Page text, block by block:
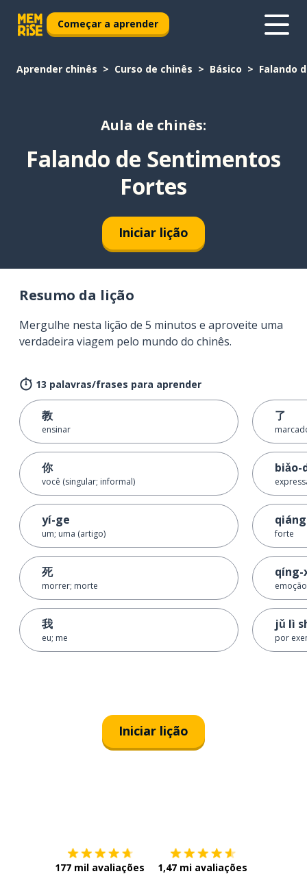
Começar a aprender
Aprender chinês Curso de chinês Básico Falando
Aula de chinês:
Falando de Sentimentos
Fortes
Iniciar lição
Resumo da lição
Mergulhe nesta lição de 5 minutos e aproveite uma
verdadeira viagem pelo mundo do chinês.
13 palavras/frases para aprender
教
ensinar
你
você (singular; informal)
yí-ge
um; uma (artigo)
死
morrer; morte
我
eu; me
了
biǎo-
forte
qíng-
emoção
jǔ lì
por
Iniciar lição
177 mil avaliações 1,47 mi avaliações